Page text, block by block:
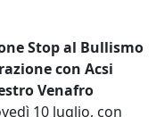
Stop al Bullismo
con Acsi
Venafro
10 luglio, con